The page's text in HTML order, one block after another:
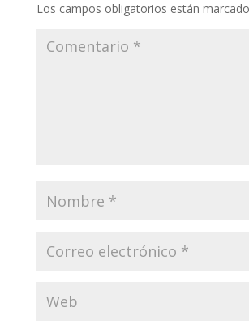
Los campos obligatorios están